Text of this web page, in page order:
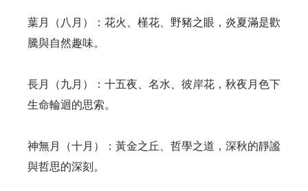
葉月（八月）：花火、槿花、野豬之眼，炎夏滿是歡
騰與自然趣味。
長月（九月）：十五夜、名水、彼岸花，秋夜月色下
生命輪迴的思索。
神無月（十月）：黃金之丘、哲學之道，深秋的靜謐
與哲思的深刻。